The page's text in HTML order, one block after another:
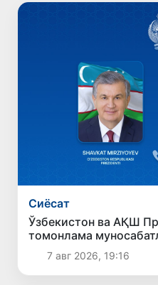
Сиёсат
Ўзбекистон ва АҚШ
томонлама
мустаҳкамлаш
қилдилар
7 авг 2026, 19:16